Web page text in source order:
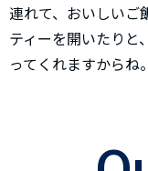
連れて、おいしいご
ティーを開いたりと
ってくれますからね。